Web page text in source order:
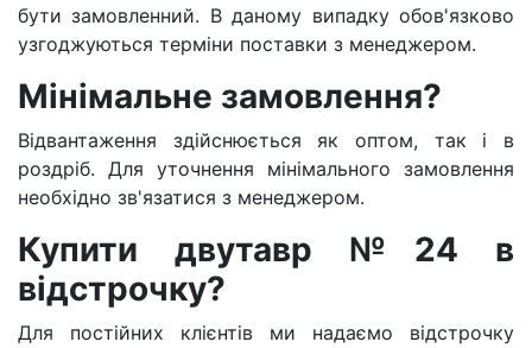
бути замовленний. В даному випадку обов'язково
узгоджуються терміни поставки з менеджером.
Мінімальне замовлення?
Відвантаження здійснюється як оптом, так і в
роздріб. Для уточнення мінімального замовлення
необхідно зв'язатися з менеджером.
Купити двутавр №24 в
відстрочку?
Для постійних клієнтів ми надаємо відстрочку